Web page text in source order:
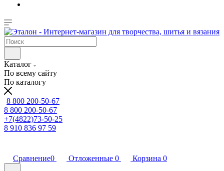
Каталог
По всему сайту
По каталогу
8 800 200-50-67
8 800 200-50-67
+7(4822)73-50-25
8 910 836 97 59
Сравнение0 Отложенные 0 Корзина 0